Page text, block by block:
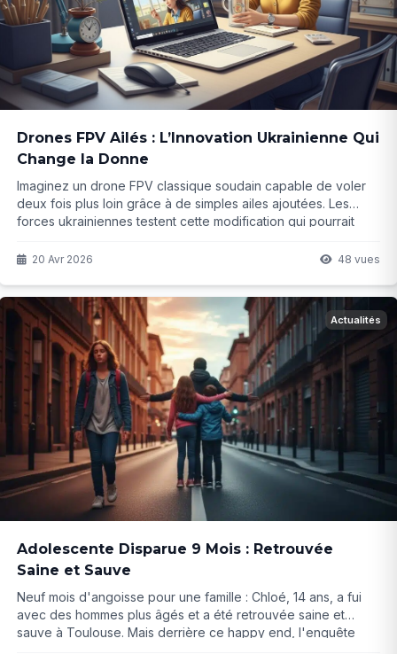
Drones FPV Ailés : L’Innovation Ukrainienne Qui
Change la Donne
Imaginez un drone FPV classique soudain capable de voler
deux fois plus loin grâce à de simples ailes ajoutées. Les
forces ukrainiennes testent cette modification qui pourrait
innovation les mènera-t-elle vraiment sur le terrain ?
20 Avr 2026 48 vues
Actualités
Adolescente Disparue 9 Mois : Retrouvée
Saine et Sauve
Neuf mois d'angoisse pour une famille : Chloé, 14 ans, a fui
avec des hommes plus âgés et a été retrouvée saine et
sauve à Toulouse. Mais derrière ce happy end, l'enquête